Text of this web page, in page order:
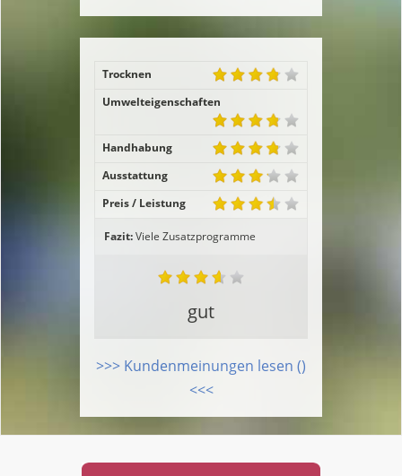
Trocknen
Umwelteigenschaften
Handhabung
Ausstattung
Preis / Leistung
Fazit:Viele Zusatzprogramme
gut
>>> Kundenmeinungen lesen ()
<<<